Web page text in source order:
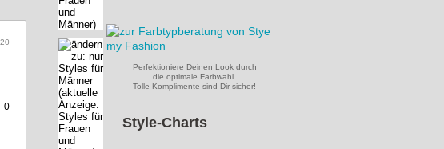
0
Perfektioniere Deinen Look durch
die optimale Farbwahl.
Tolle Komplimente sind Dir sicher!
Style-Charts